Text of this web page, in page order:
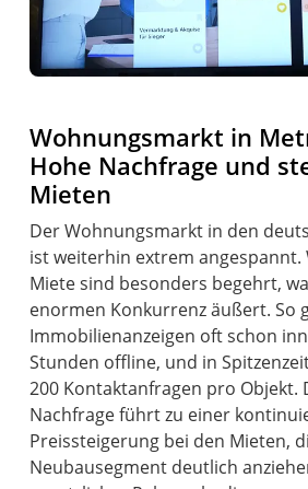
Wohnungsmarkt in
Hohe Nachfrage und
Mieten
Der Wohnungsmarkt in den
ist weiterhin extrem angespannt.
Miete sind besonders begehrt,
enormen Konkurrenz äußert. So
Immobilienanzeigen oft schon
Stunden offline, und in
200 Kontaktanfragen pro Objekt.
Nachfrage führt zu einer
Preissteigerung bei den Mieten,
Neubausegment deutlich